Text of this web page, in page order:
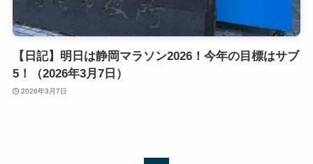
【日記】明日は静岡マラソン2026！今年の目標はサブ
5！（2026年3月7日）
2026年3月7日